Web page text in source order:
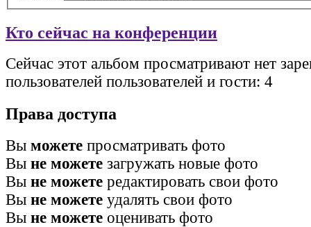
Кто сейчас на конференции
Сейчас этот альбом просматривают нет
пользователей пользователей и гости: 4
Права доступа
Вы можете просматривать фото
Вы не можете загружать новые фото
Вы не можете редактировать свои фото
Вы не можете удалять свои фото
Вы не можете оценивать фото